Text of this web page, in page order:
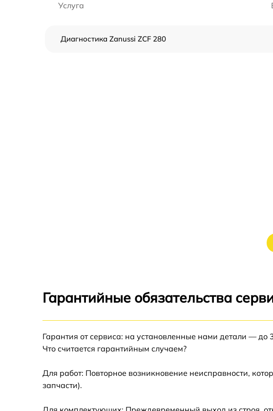
Услуга
Диагностика Zanussi ZCF 280
Гарантийные обязательства
Гарантия от сервиса: на установленные нами детали — до
Что считается гарантийным случаем?
Для работ: Повторное возникновение неисправности,
запчасти).